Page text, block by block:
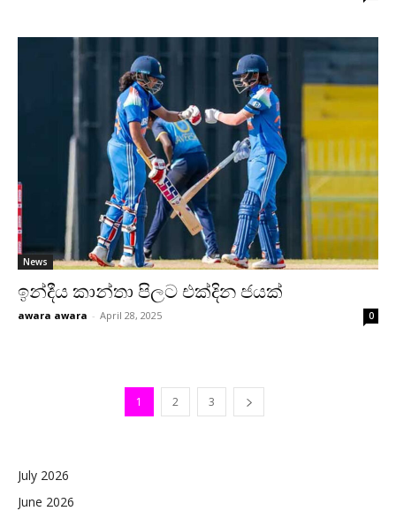
News
ඉන්දීය කාන්තා පිලට එක්දින ජයක්
awara awara - April 28, 2025 0
1 2 3
July 2026
June 2026